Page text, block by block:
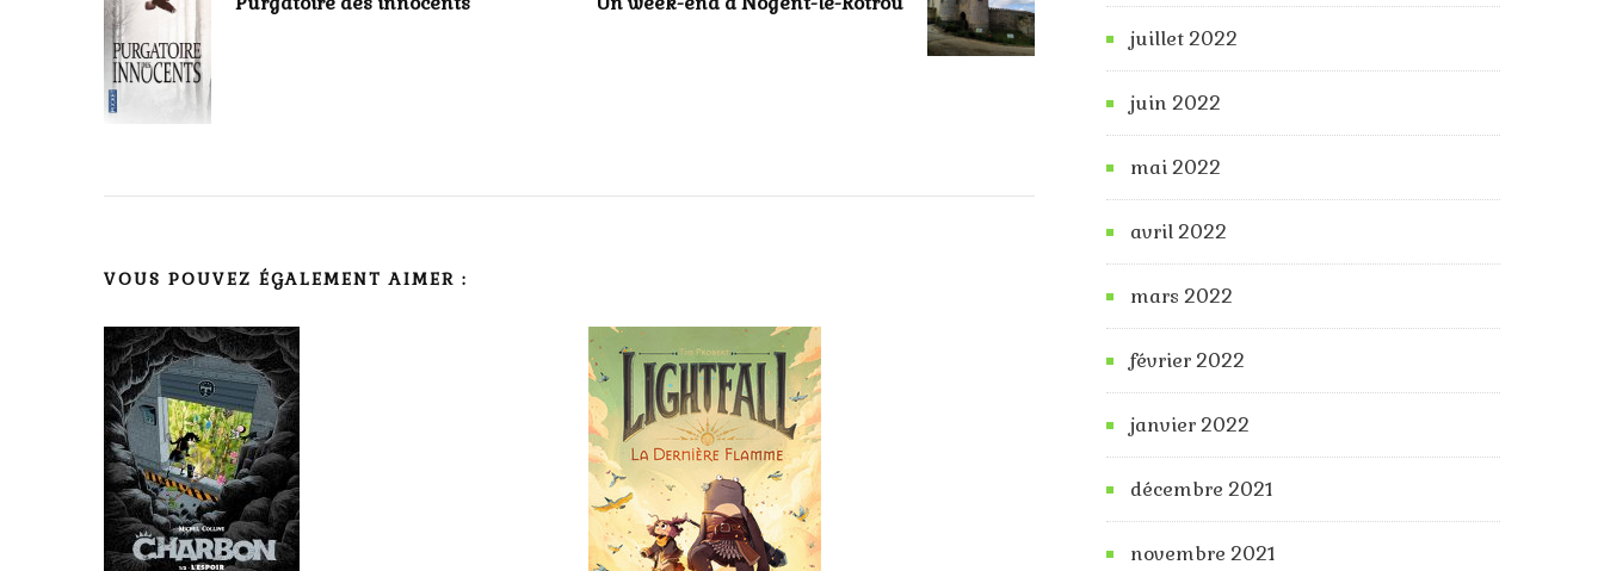
d'article
VOUS POUVEZ ÉGALEMENT AIMER :
juillet 2022
juin 2022
mai 2022
avril 2022
mars 2022
février 2022
janvier 2022
décembre 2021
novembre 2021